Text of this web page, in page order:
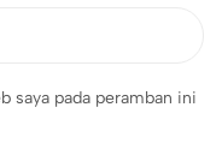
saya pada peramban ini